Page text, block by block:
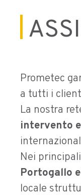
Prometec
a tutti i
La nostra
intervento
Nei
Portogallo
locale